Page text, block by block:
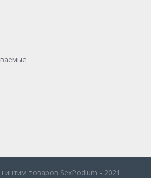
интим товаров SexPodium - 2021